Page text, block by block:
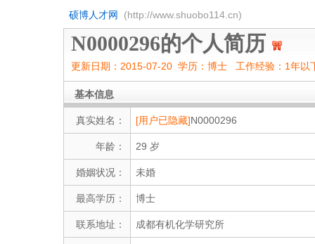
硕博人才网 (http://www.shuobo114.cn)
N0000296的个人简历
更新日期：2015-07-20 学历：博士 工作经验：1年以
基本信息
真实姓名： [用户已隐藏]N0000296
年龄： 29 岁
婚姻状况： 未婚
最高学历： 博士
联系地址： 成都有机化学研究所